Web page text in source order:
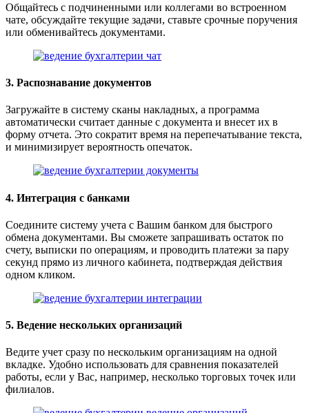
Общайтесь с подчиненными или коллегами во встроенном
чате, обсуждайте текущие задачи, ставьте срочные поручения
или обменивайтесь документами.
3. Распознавание документов
Загружайте в систему сканы накладных, а программа
автоматически считает данные с документа и внесет их в
форму отчета. Это сократит время на перепечатывание текста,
и минимизирует вероятность опечаток.
4. Интеграция с банками
Соедините систему учета с Вашим банком для быстрого
обмена документами. Вы сможете запрашивать остаток по
счету, выписки по операциям, и проводить платежи за пару
секунд прямо из личного кабинета, подтверждая действия
одном кликом.
5. Ведение нескольких организаций
Ведите учет сразу по нескольким организациям на одной
вкладке. Удобно использовать для сравнения показателей
работы, если у Вас, например, несколько торговых точек или
филиалов.